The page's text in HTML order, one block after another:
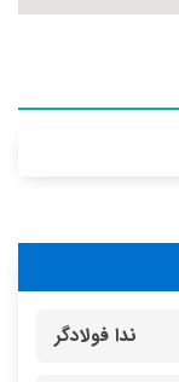
ندا فولادگر